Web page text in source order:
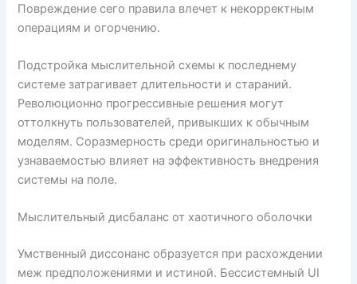
Повреждение сего правила влечет к некорректным
операциям и огорчению.
Подстройка мыслительной схемы к последнему
системе затрагивает длительности и стараний.
Революционно прогрессивные решения могут
оттолкнуть пользователей, привыкших к обычным
моделям. Соразмерность среди оригинальностью и
узнаваемостью влияет на эффективность внедрения
системы на поле.
Мыслительный дисбаланс от хаотичного оболочки
Умственный диссонанс образуется при расхождении
меж предположениями и истиной. Бессистемный UI